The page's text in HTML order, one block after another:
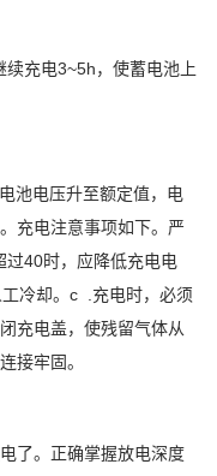
充电3~5h，使蓄电池上
电压升至额定值，电
充电注意事项如下。严
40时，应降低充电电
冷却。c .充电时，必须
充电盖，使残留气体从
接牢固。
了。正确掌握放电深度